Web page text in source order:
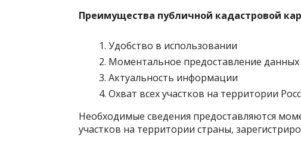
Преимущества публичной кадастровой
Удобство в использовании
Моментальное предоставление данных
Актуальность информации
Охват всех участков на территории
Необходимые сведения предоставляются
участков на территории страны,